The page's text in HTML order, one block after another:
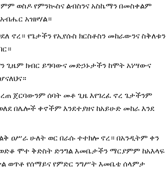
ወስዶ የምንኲስና ልብስንና አስኬማን በመስቀልም
አዝዞሃል።
ኖረ። የጌታችን የኢየሱስ ክርስቶስን መከራውንና ስቅለቱን
ጊዜም ክብር ይግባውና መድኃኑታችን ከሞት አነሣውና
ጀርባውንም ሰባት መቶ ጊዜ እየገረፈ ኖረ ጌታችንም
በሌሎች ቀኖችም እንደተያዘና ከአይሁድ መከራ እንደ
ዐሥራ ሁለት ወር በራሱ ተተክሎ ኖረ። በአንዲትም ቀን
ወድቆ ሞተ ቅድስት ድንግል እመቤታችን ማርያምም ከአእላፍ
ወጥቶ የሰማይና የምድር ንግሥት እመቤቴ ሰላምታ